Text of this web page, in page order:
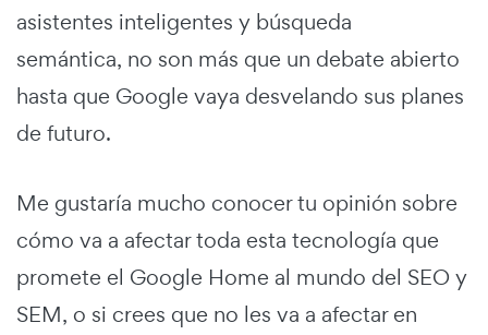
asistentes inteligentes y búsqueda
semántica, no son más que un debate abierto
hasta que Google vaya desvelando sus planes
de futuro.
Me gustaría mucho conocer tu opinión sobre
cómo va a afectar toda esta tecnología que
promete el Google Home al mundo del SEO y
SEM, o si crees que no les va a afectar en